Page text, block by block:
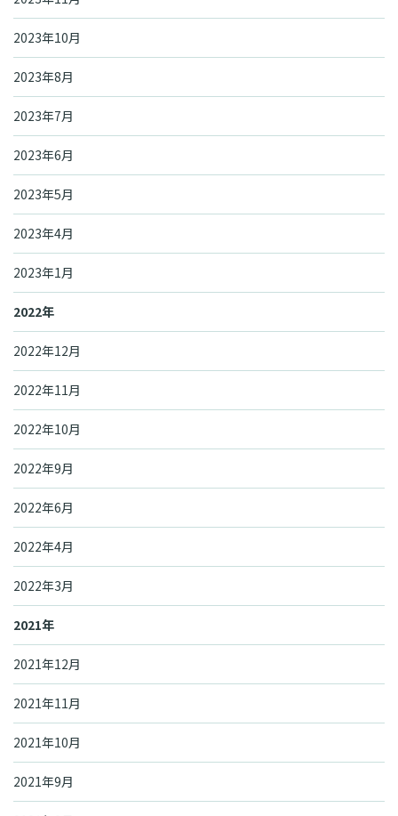
2023年10月
2023年8月
2023年7月
2023年6月
2023年5月
2023年4月
2023年1月
2022年
2022年12月
2022年11月
2022年10月
2022年9月
2022年6月
2022年4月
2022年3月
2021年
2021年12月
2021年11月
2021年10月
2021年9月